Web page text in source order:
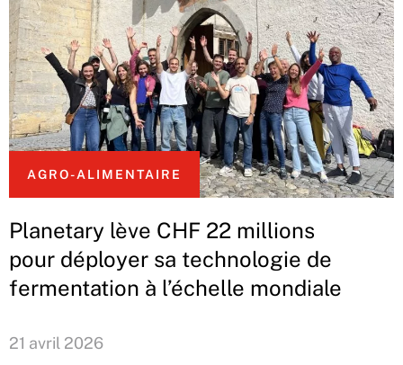
AGRO-ALIMENTAIRE
Planetary lève CHF 22 millions
pour déployer sa technologie de
fermentation à l’échelle mondiale
21 avril 2026